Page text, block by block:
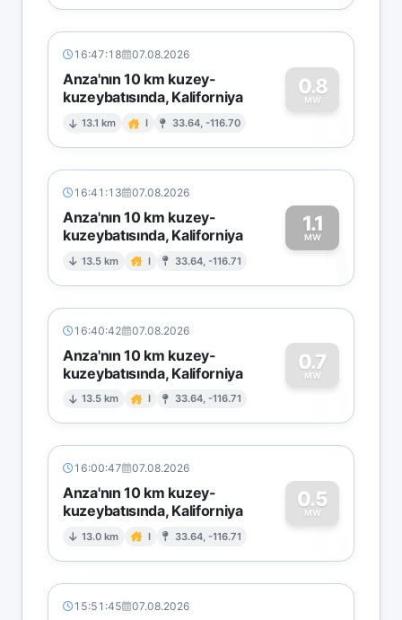
16:47:18 07.08.2026
Anza'nın 10 km kuzey-
kuzeybatısında, Kaliforniya
13.1 km I 33.64, -116.70
0.8
MW
0
16:41:13 07.08.2026
Anza'nın 10 km kuzey-
kuzeybatısında, Kaliforniya
13.5 km I 33.64, -116.71
1.1
MW1
16:40:42 07.08.2026
Anza'nın 10 km kuzey-
kuzeybatısında, Kaliforniya
13.5 km I 33.64, -116.71
0.7
MW
0
16:00:47 07.08.2026
Anza'nın 10 km kuzey-
kuzeybatısında, Kaliforniya
13.0 km I 33.64, -116.71
0.5
MW
0
15:51:45 07.08.2026